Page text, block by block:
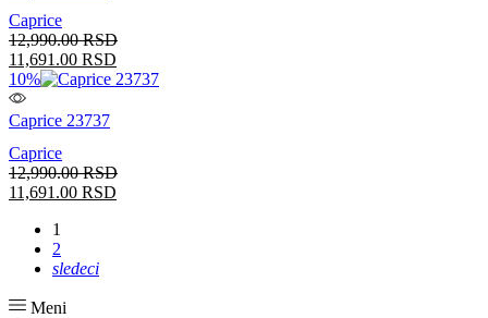
Caprice
12,990.00RSD
11,691.00 RSD
10%
Caprice 23737
Caprice
12,990.00RSD
11,691.00 RSD
1
2
sledeci
Meni